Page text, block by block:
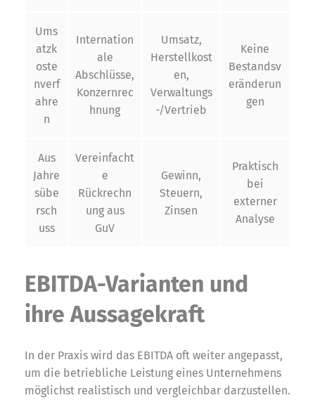
Ums
atzk
oste
nverf
ahre
n
Internation
ale
Abschlüsse,
Konzernrec
hnung
Umsatz,
Herstellkost
en,
Verwaltungs
-/Vertrieb
Keine
Bestandsv
eränderun
gen
Aus
Jahre
sübe
rsch
uss
Vereinfacht
e
Rückrechn
ung aus
GuV
Gewinn,
Steuern,
Zinsen
Praktisch
bei
externer
Analyse
EBITDA-Varianten und
ihre Aussagekraft
In der Praxis wird das EBITDA oft weiter angepasst,
um die betriebliche Leistung eines Unternehmens
möglichst realistisch und vergleichbar darzustellen.